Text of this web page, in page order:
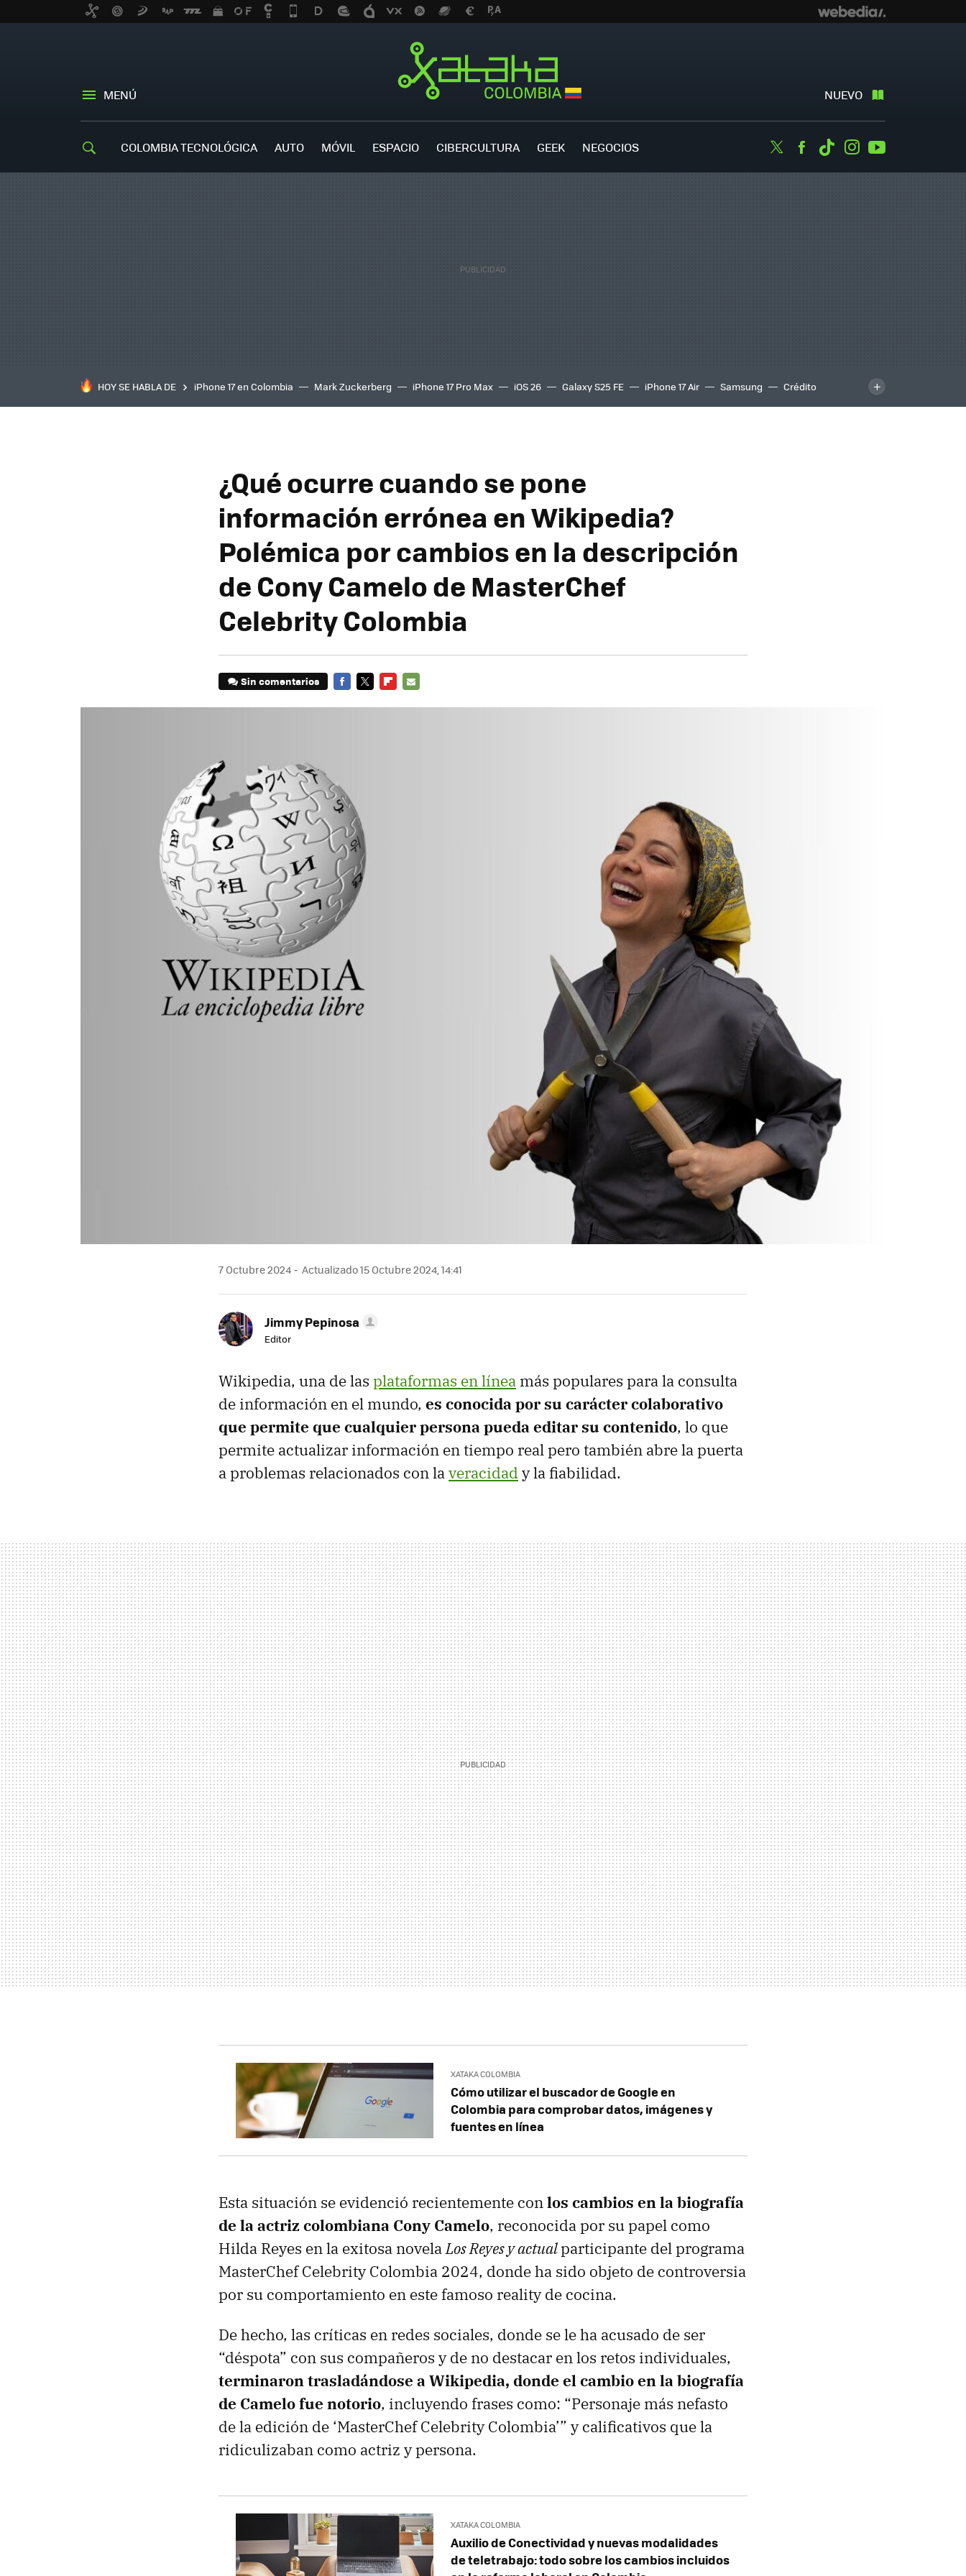
MENÚ NUEVO
COLOMBIA TECNOLÓGICA AUTO MÓVIL ESPACIO CIBERCULTURA GEEK NEGOCIOS TwitterFacebook
TiktokInstagram
HOY SE HABLA DE iPhone 17 en Colombia Mark Zuckerberg iPhone 17 Pro Max iOS 26 Galaxy S25 FE iPhone 17 Air Samsung
Crédito
inteligente
IA TCL C8K
¿Qué ocurre cuando se pone
información errónea en Wikipedia?
Polémica por cambios en la descripción
de Cony Camelo de MasterChef
Celebrity Colombia
Sin comentarios
7 Octubre 2024 Actualizado 15 Octubre 2024, 14:41
Jimmy Pepinosa
Editor
Wikipedia, una de las plataformas en línea más populares para la consulta
de información en el mundo, es conocida por su carácter colaborativo
que permite que cualquier persona pueda editar su contenido, lo que
permite actualizar información en tiempo real pero también abre la puerta
a problemas relacionados con laveracidad y la fiabilidad.
XATAKA COLOMBIA
Cómo utilizar el buscador de Google en
Colombia para comprobar datos, imágenes y
fuentes en línea
Esta situación se evidenció recientemente conlos cambios en la biografía
de la actriz colombiana Cony Camelo, reconocida por su papel como
Hilda Reyes en la exitosa novelaLos Reyes y actualparticipante del programa
MasterChef Celebrity Colombia 2024, donde ha sido objeto de controversia
por su comportamiento en este famoso reality de cocina.
De hecho, las críticas en redes sociales, donde se le ha acusado de ser
“déspota” con sus compañeros y de no destacar en los retos individuales,
terminaron trasladándose a Wikipedia, donde el cambio en la biografía
de Camelo fue notorio, incluyendo frases como: “Personaje más nefasto
de la edición de ‘MasterChef Celebrity Colombia’” y calificativos que la
ridiculizaban como actriz y persona.
XATAKA COLOMBIA
Auxilio de Conectividad y nuevas modalidades
de teletrabajo: todo sobre los cambios incluidos